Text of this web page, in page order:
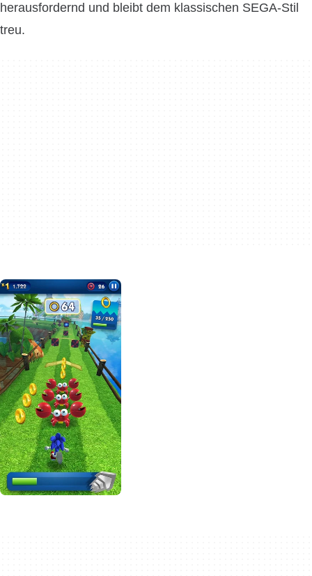
herausfordernd und bleibt dem klassischen SEGA-Stil
treu.